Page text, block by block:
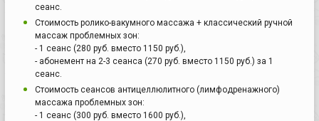
сеанс.
Стоимость ролико-вакумного массажа + классический ручной
массаж проблемных зон:
- 1 сеанс (280 руб. вместо 1150 руб.),
- абонемент на 2-3 сеанса (270 руб. вместо 1150 руб.) за 1
сеанс.
Стоимость сеансов антицеллюлитного (лимфодренажного)
массажа проблемных зон:
- 1 сеанс (300 руб. вместо 1600 руб.),